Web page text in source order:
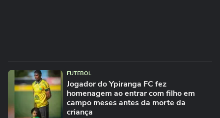
FUTEBOL
Jogador do Ypiranga FC fez
homenagem ao entrar com filho em
campo meses antes da morte da
criança